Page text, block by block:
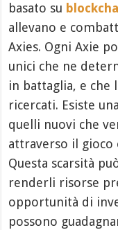
basato su
allevano e
Axies. Ogni Axie
unici che ne
in battaglia, e
ricercati. Esiste
quelli nuovi che
attraverso il gioco
Questa scarsità
renderli risorse
opportunità di
possono